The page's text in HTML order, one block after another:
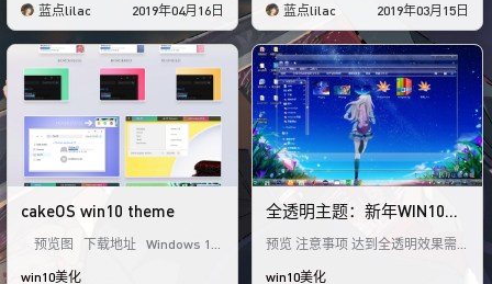
蓝点lilac 2019年04月16日 蓝点lilac 2019年03月15日
cakeOS win10 theme
预览图 下载地址 Windows 10
win10美化
全透明主题：新年WIN10主
题
预览 注意事项 达到全透明效果需
用 使用萌化箱也可以,方法点击下
win10美化